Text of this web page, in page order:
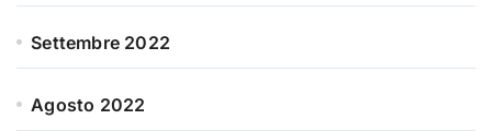
Settembre 2022
Agosto 2022